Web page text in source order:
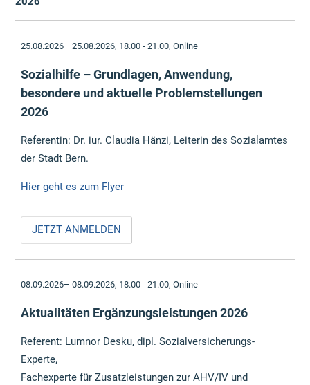
25.08.2026– 25.08.2026, 18.00 - 21.00, Online
Sozialhilfe – Grundlagen, Anwendung,
besondere und aktuelle Problemstellungen
2026
Referentin: Dr. iur. Claudia Hänzi, Leiterin des Sozialamtes
der Stadt Bern.
Hier geht es zum Flyer
JETZT ANMELDEN
08.09.2026– 08.09.2026, 18.00 - 21.00, Online
Aktualitäten Ergänzungsleistungen 2026
Referent: Lumnor Desku, dipl. Sozialversicherungs-
Experte,
Fachexperte für Zusatzleistungen zur AHV/IV und